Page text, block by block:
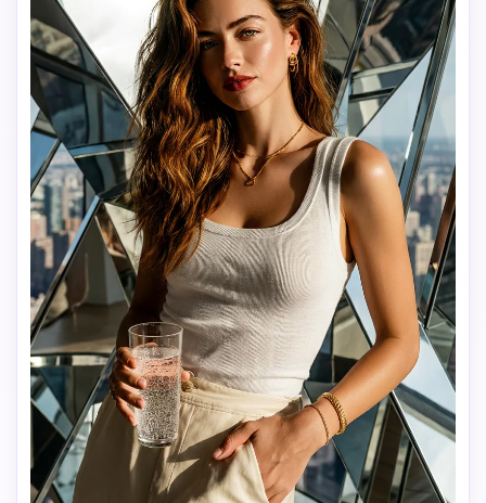
Créez des images IA
à l’infini. 100 %
gratuit!
Créer Gratuitement →